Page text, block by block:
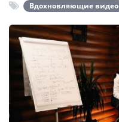
Вдохновляющие видео